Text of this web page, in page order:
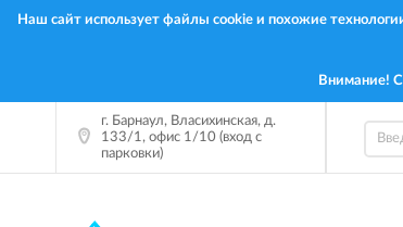
Наш сайт использует файлы cookie и похожие
Внимание!
г. Барнаул, Власихинская, д.
133/1, офис 1/10 (вход с
парковки)